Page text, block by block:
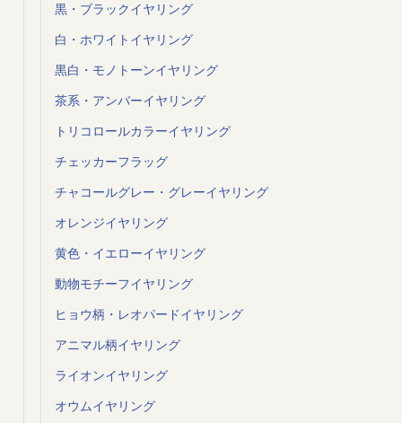
黒・ブラックイヤリング
白・ホワイトイヤリング
黒白・モノトーンイヤリング
茶系・アンバーイヤリング
トリコロールカラーイヤリング
チェッカーフラッグ
チャコールグレー・グレーイヤリング
オレンジイヤリング
黄色・イエローイヤリング
動物モチーフイヤリング
ヒョウ柄・レオパードイヤリング
アニマル柄イヤリング
ライオンイヤリング
オウムイヤリング